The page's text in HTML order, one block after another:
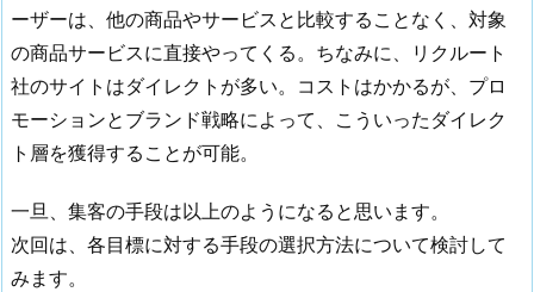
ーザーは、他の商品やサービスと比較することなく、対象
の商品サービスに直接やってくる。ちなみに、リクルート
社のサイトはダイレクトが多い。コストはかかるが、プロ
モーションとブランド戦略によって、こういったダイレク
ト層を獲得することが可能。
一旦、集客の手段は以上のようになると思います。
次回は、各目標に対する手段の選択方法について検討して
みます。